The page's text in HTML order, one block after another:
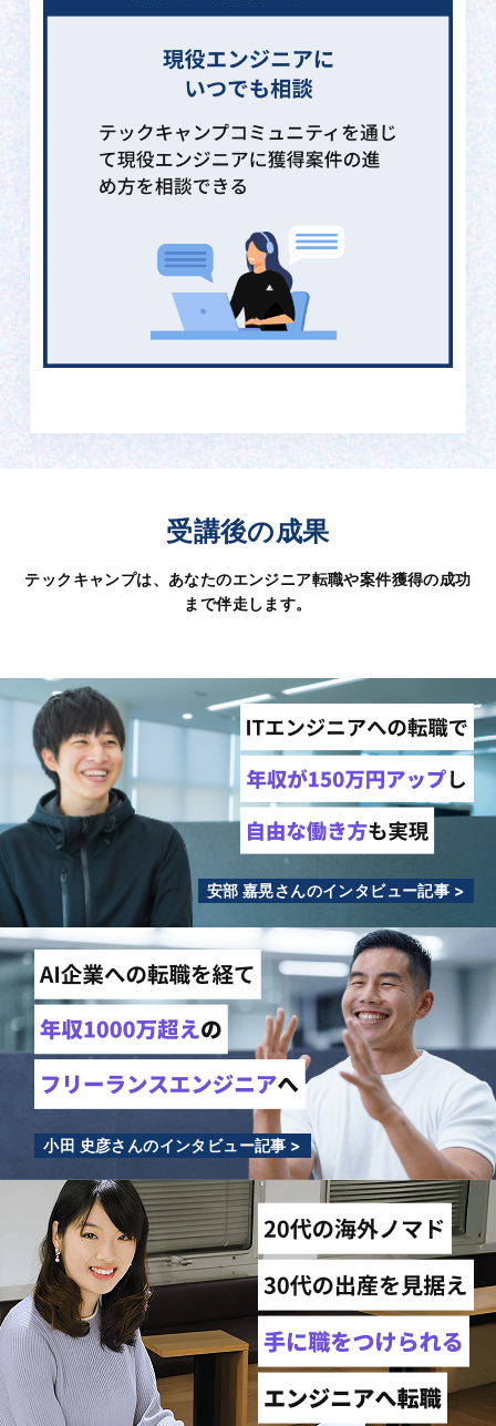
受講後の成果
テックキャンプは、あなたのエンジニア転職や案件獲得の成功
まで伴走します。
安部 嘉晃さんのインタビュー記事 >
小田 史彦さんのインタビュー記事 >